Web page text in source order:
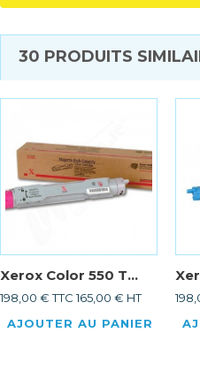
30 PRODUITS
Xerox Color 550 T...
198,00 € TTC 165,00 € HT
AJOUTER AU PANIER